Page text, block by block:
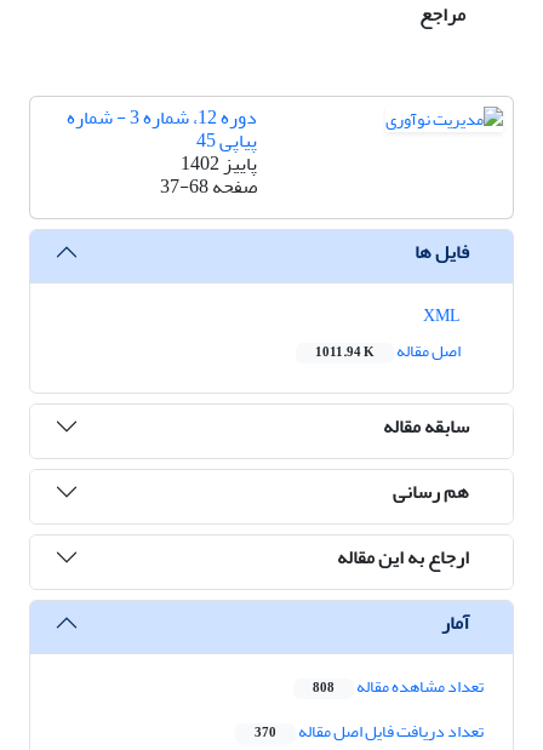
مراجع
دوره 12، شماره 3 - شماره
پیاپی 45
پاییز 1402
صفحه37-68
فایل ها
اصل مقاله
1011.94 K
سابقه مقاله
هم رسانی
ارجاع به این مقاله
آمار
تعداد مشاهده مقاله 808
تعداد دریافت فایل اصل مقاله 370